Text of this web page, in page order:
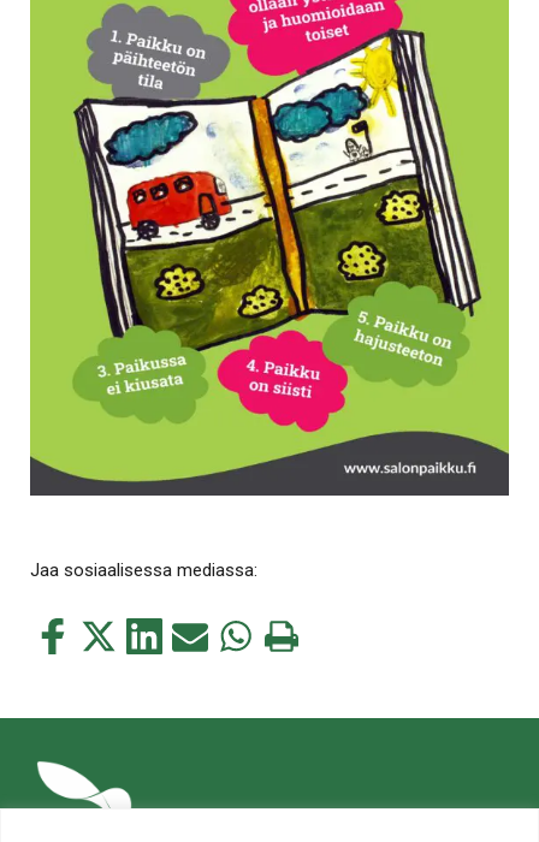
Jaa sosiaalisessa mediassa:
Jaa
Jaa
Jaa Jaa Jaa Tulosta